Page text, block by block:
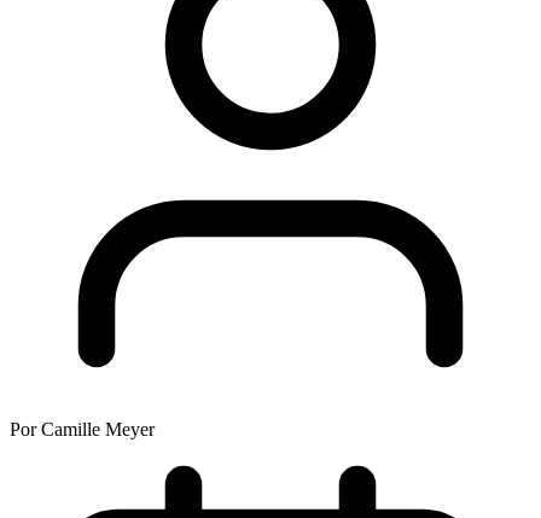
Por Camille Meyer